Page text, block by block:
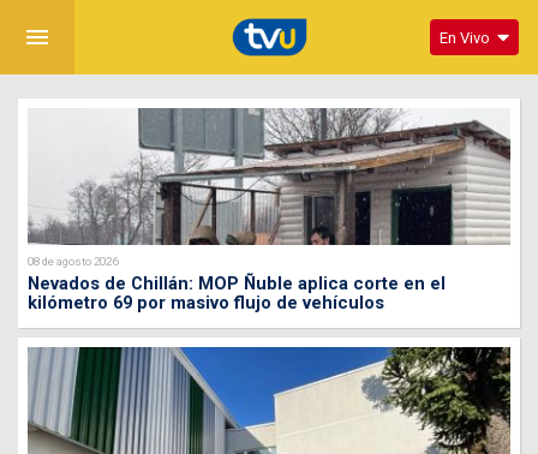
menu En Vivo
08 de agosto 2026
Nevados de Chillán: MOP Ñuble aplica corte en el
kilómetro 69 por masivo flujo de vehículos